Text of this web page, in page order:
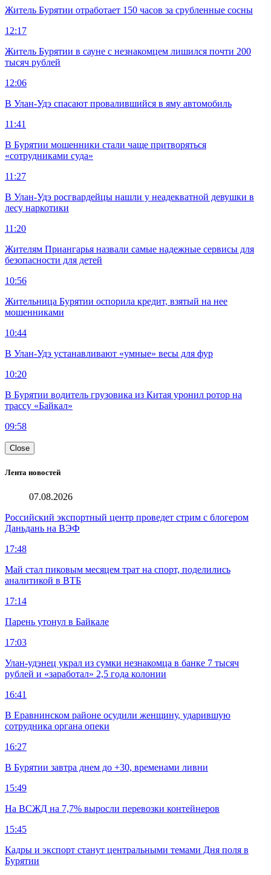
Житель Бурятии отработает 150 часов за срубленные сосны
12:17
Житель Бурятии в сауне с незнакомцем лишился почти 200
тысяч рублей
12:06
В Улан-Удэ спасают провалившийся в яму автомобиль
11:41
В Бурятии мошенники стали чаще притворяться
«сотрудниками суда»
11:27
В Улан-Удэ росгвардейцы нашли у неадекватной девушки в
лесу наркотики
11:20
Жителям Приангарья назвали самые надежные сервисы для
безопасности для детей
10:56
Жительница Бурятии оспорила кредит, взятый на нее
мошенниками
10:44
В Улан-Удэ устанавливают «умные» весы для фур
10:20
В Бурятии водитель грузовика из Китая уронил ротор на
трассу «Байкал»
09:58
Close
Лента новостей
07.08.2026
Российский экспортный центр проведет стрим с блогером
Даньдань на ВЭФ
17:48
Май стал пиковым месяцем трат на спорт, поделились
аналитикой в ВТБ
17:14
Парень утонул в Байкале
17:03
Улан-удэнец украл из сумки незнакомца в банке 7 тысяч
рублей и «заработал» 2,5 года колонии
16:41
В Еравнинском районе осудили женщину, ударившую
сотрудника органа опеки
16:27
В Бурятии завтра днем до +30, временами ливни
15:49
На ВСЖД на 7,7% выросли перевозки контейнеров
15:45
Кадры и экспорт станут центральными темами Дня поля в
Бурятии